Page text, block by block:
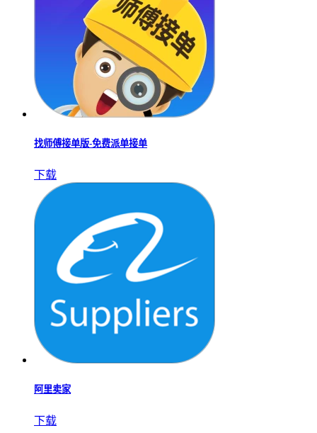
找师傅接单版-免费派单接单
下载
阿里卖家
下载